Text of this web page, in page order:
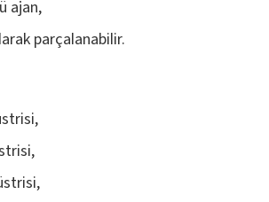
ajan,
parçalanabilir.